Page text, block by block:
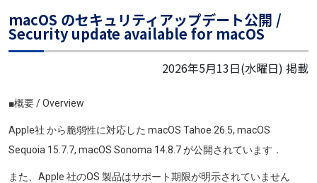
macOS のセキュリティアップデート公開 /
Security update available for macOS
2026年5月13日(水曜日) 掲載
■概要 / Overview
Apple社 から脆弱性に対応した macOS Tahoe 26.5, macOS
Sequoia 15.7.7, macOS Sonoma 14.8.7が公開されています．
また、Apple 社のOS 製品はサポート期限が明示されていません